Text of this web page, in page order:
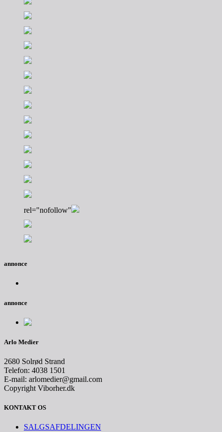
rel="nofollow"
annonce
annonce
Arlo Medier
2680 Solrød Strand
Telefon: 4038 1501
E-mail: arlomedier@gmail.com
Copyright Viborher.dk
KONTAKT OS
SALGSAFDELINGEN